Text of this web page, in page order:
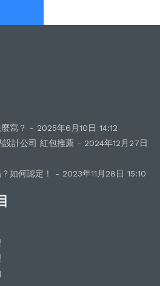
寫？ - 2025年6月10日 14:12
計公司 紅包推薦 - 2024年12月27日
如何認定！ - 2023年11月28日 15:10